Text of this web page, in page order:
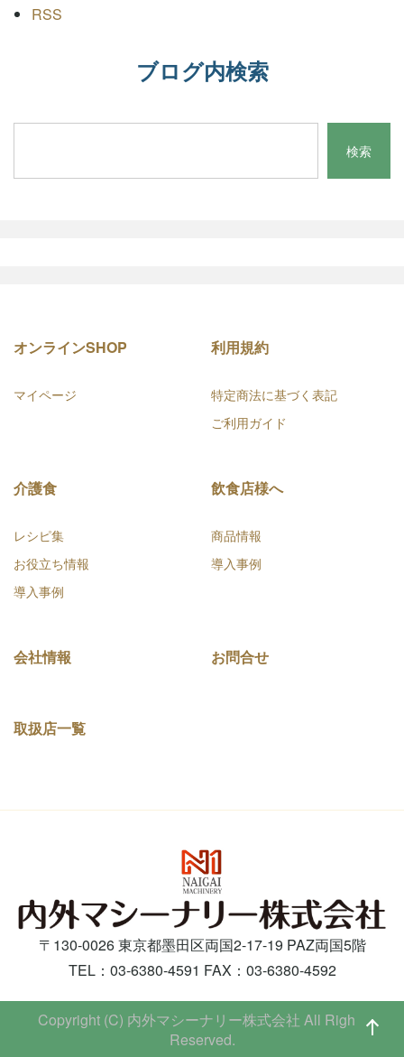
RSS
ブログ内検索
オンラインSHOP
マイページ
利用規約
特定商法に基づく表記
ご利用ガイド
介護食
レシピ集
お役立ち情報
導入事例
飲食店様へ
商品情報
導入事例
会社情報 お問合せ
取扱店一覧
〒130-0026 東京都墨田区両国2-17-19 PAZ両国5階
TEL：03-6380-4591 FAX：03-6380-4592
Copyright (C) 内外マシーナリー株式会社 All Rights
Reserved.